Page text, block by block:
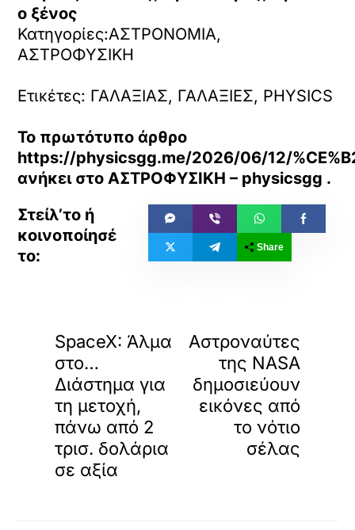
ο ξένος
Κατηγορίες:ΑΣΤΡΟΝΟΜΙΑ,
ΑΣΤΡΟΦΥΣΙΚΗ
Ετικέτες: ΓΑΛΑΞΙΑΣ, ΓΑΛΑΞΙΕΣ, PHYSICS
Το πρωτότυπο άρθρο
https://physicsgg.me/2026/06/12/
ανήκει στοΑΣΤΡΟΦΥΣΙΚΗ – physicsgg .
Share
SpaceX: Άλμα
στο…
Διάστημα για
τη μετοχή,
πάνω από 2
τρισ. δολάρια
σε αξία
Αστροναύτες
της NASA
δημοσιεύουν
εικόνες από
το νότιο
σέλας